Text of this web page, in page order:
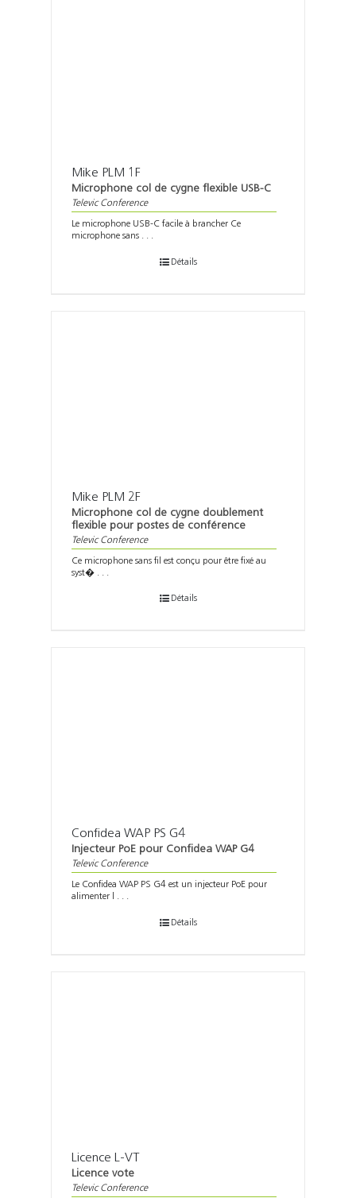
Mike PLM 1F
Microphone col de cygne flexible USB-C
Televic Conference
Le microphone USB-C facile à brancher Ce
microphone sans . . .
Détails
Mike PLM 2F
Microphone col de cygne doublement
flexible pour postes de conférence
Televic Conference
Ce microphone sans fil est conçu pour être fixé au
syst� . . .
Détails
Confidea WAP PS G4
Injecteur PoE pour Confidea WAP G4
Televic Conference
Le Confidea WAP PS G4 est un injecteur PoE pour
alimenter l . . .
Détails
Licence L-VT
Licence vote
Televic Conference